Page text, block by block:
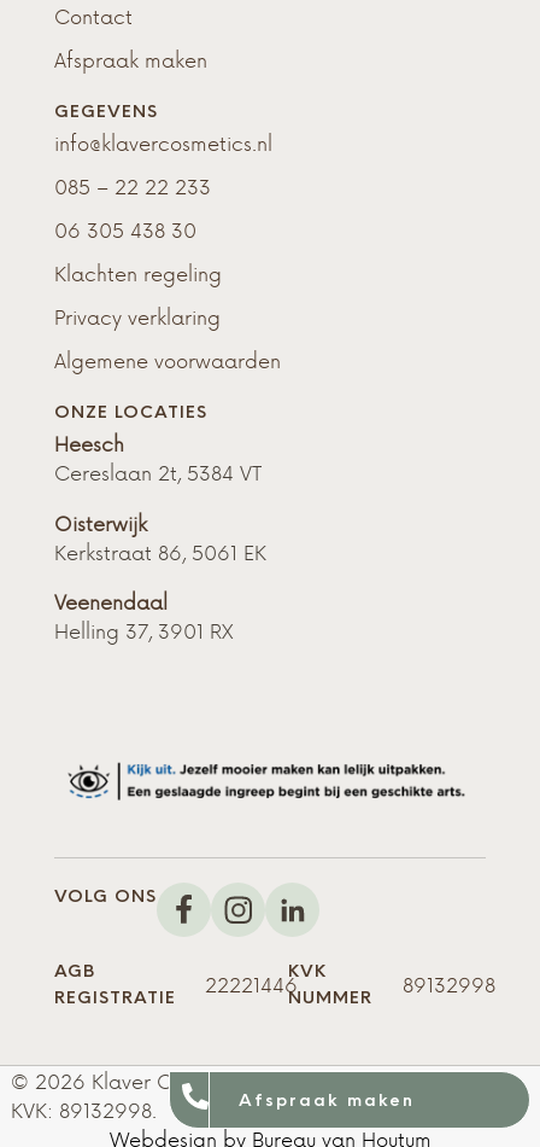
Contact
Afspraak maken
GEGEVENS
info@klavercosmetics.nl
085 – 22 22 233
06 305 438 30
Klachten regeling
Privacy verklaring
Algemene voorwaarden
ONZE LOCATIES
Heesch
Cereslaan 2t, 5384 VT
Oisterwijk
Kerkstraat 86, 5061 EK
Veenendaal
Helling 37, 3901 RX
Afspraak maken
VOLG ONS
AGB
REGISTRATIE
22221446KVK
NUMMER
89132998
© 2026 Klaver Cosmetics AGB-registratie: 22221446.
KVK: 89132998.
Webdesign by Bureau van Houtum